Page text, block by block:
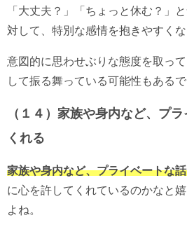
「大丈夫？」「ちょっと休む？」
対して、特別な感情を抱きやすくな
意図的に思わせぶりな態度を取っ
して振る舞っている可能性もあるで
（１４）家族や身内など、プ
くれる
家族や身内など、プライベートな
に心を許してくれているのかなと
よね。